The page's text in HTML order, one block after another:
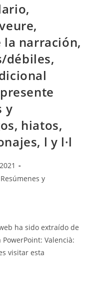
la narración,
débiles,
y
hiatos,
l y l·l
Resúmenes y
ha sido extraído de
Valencià:
visitar esta